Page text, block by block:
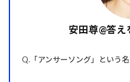
安田尊@答え
Q.「アンサーソング」という